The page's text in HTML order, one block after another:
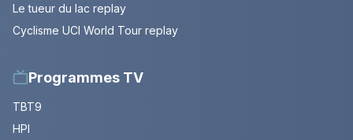
Le tueur du lac replay
Cyclisme UCI World Tour replay
Programmes TV
TBT9
HPI